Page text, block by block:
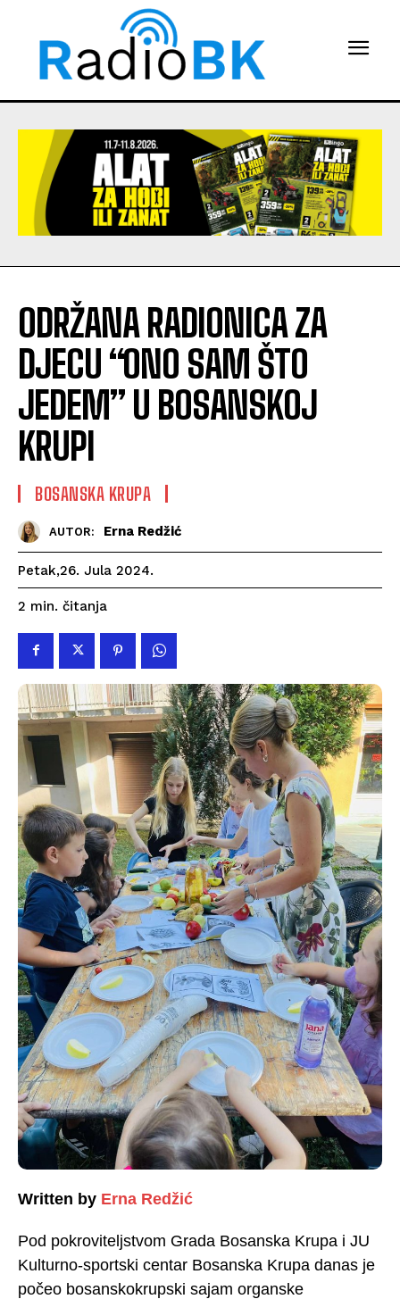
ODRŽANA RADIONICA ZA
DJECU “ONO SAM ŠTO
JEDEM” U BOSANSKOJ
KRUPI
BOSANSKA KRUPA
AUTOR: Erna Redžić
Petak,26. Jula 2024.
2 min. čitanja
Written by Erna Redžić
Pod pokroviteljstvom Grada Bosanska Krupa i JU
Kulturno-sportski centar Bosanska Krupa danas je
počeo bosanskokrupski sajam organske